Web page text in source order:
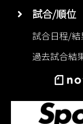
試合/順位
試合日程/
過去試合結